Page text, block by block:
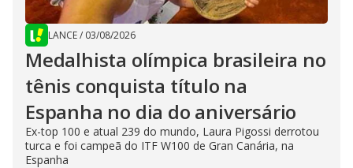
LANCE/ 03/08/2026
Medalhista olímpica brasileira no
tênis conquista título na
Espanha no dia do aniversário
Ex-top 100 e atual 239 do mundo, Laura Pigossi derrotou
turca e foi campeã do ITF W100 de Gran Canária, na
Espanha